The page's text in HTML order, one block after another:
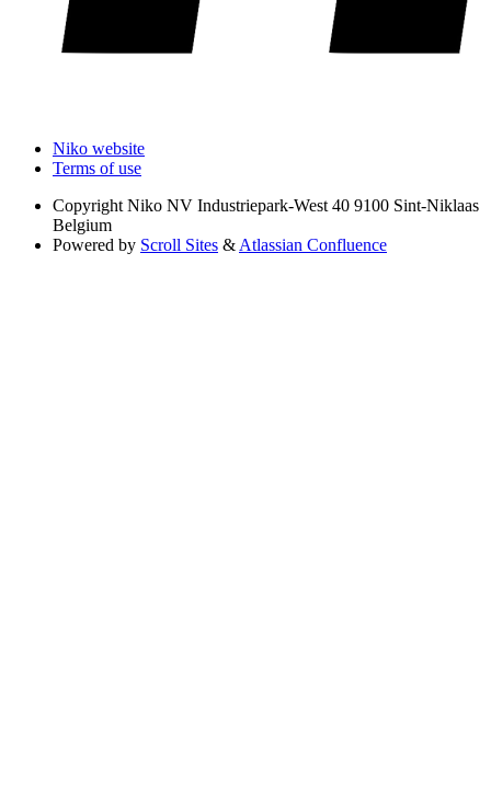
Niko website
Terms of use
Copyright Niko NV Industriepark-West 40 9100 Sint-Niklaas
Belgium
Powered by Scroll Sites & Atlassian Confluence